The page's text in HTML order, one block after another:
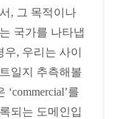
, 그 목적이나
국가를 나타냅
, 우리는 사이
일지 추측해볼
를
되는 도메인입